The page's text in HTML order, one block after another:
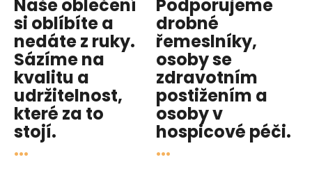
Naše oblečení
si oblíbíte a
nedáte z ruky.
Sázíme na
kvalitu a
udržitelnost,
které za to
stojí.
...
Podporujeme
drobné
řemeslníky,
osoby se
zdravotním
postižením a
osoby v
hospicové péči.
...